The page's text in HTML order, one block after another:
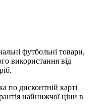
футбольні товари,
використання від
по дисконтній карті
найнижчої ціни в